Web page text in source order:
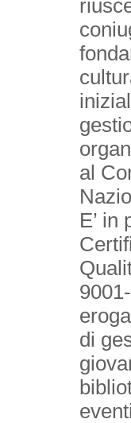
al
E’ in
di